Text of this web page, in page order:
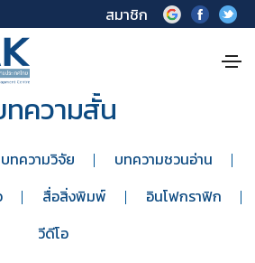
ความสั้น
บทความวิจัย
บทความชวนอ่าน
สื่อสิ่งพิมพ์
อินโฟกราฟิก
วีดีโอ
สมาชิก